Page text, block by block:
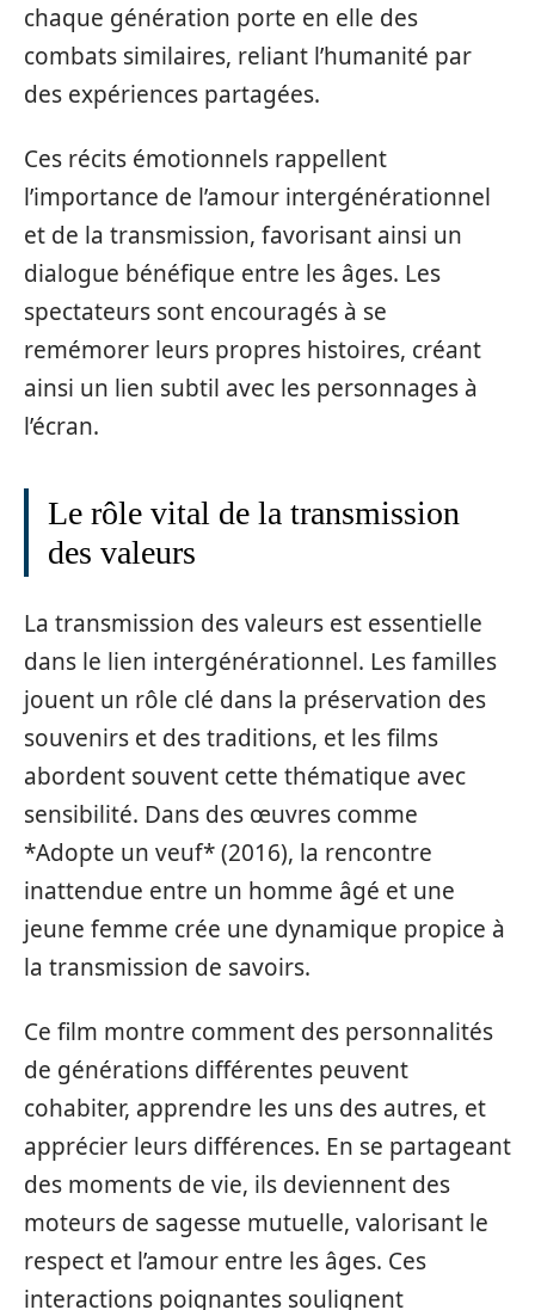
chaque génération porte en elle des
combats similaires, reliant l’humanité par
des expériences partagées.
Ces récits émotionnels rappellent
l’importance de l’amour intergénérationnel
et de la transmission, favorisant ainsi un
dialogue bénéfique entre les âges. Les
spectateurs sont encouragés à se
remémorer leurs propres histoires, créant
ainsi un lien subtil avec les personnages à
l’écran.
Le rôle vital de la transmission
des valeurs
La transmission des valeurs est essentielle
dans le lien intergénérationnel. Les familles
jouent un rôle clé dans la préservation des
souvenirs et des traditions, et les films
abordent souvent cette thématique avec
sensibilité. Dans des œuvres comme
*Adopte un veuf* (2016), la rencontre
inattendue entre un homme âgé et une
jeune femme crée une dynamique propice à
la transmission de savoirs.
Ce film montre comment des personnalités
de générations différentes peuvent
cohabiter, apprendre les uns des autres, et
apprécier leurs différences. En se partageant
des moments de vie, ils deviennent des
moteurs de sagesse mutuelle, valorisant le
respect et l’amour entre les âges. Ces
interactions poignantes soulignent